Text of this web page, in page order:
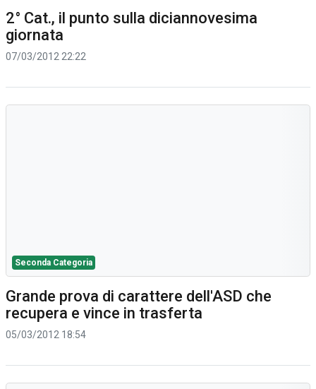
2° Cat., il punto sulla diciannovesima
giornata
07/03/2012 22:22
Seconda Categoria
Grande prova di carattere dell'ASD che
recupera e vince in trasferta
05/03/2012 18:54